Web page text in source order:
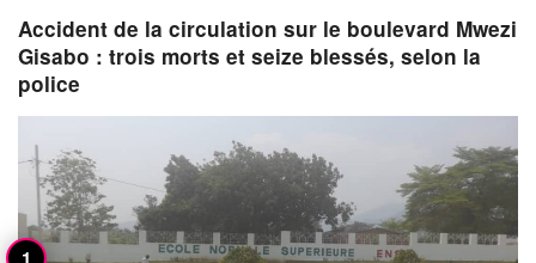
Accident de la circulation sur le boulevard Mwezi
Gisabo : trois morts et seize blessés, selon la
police